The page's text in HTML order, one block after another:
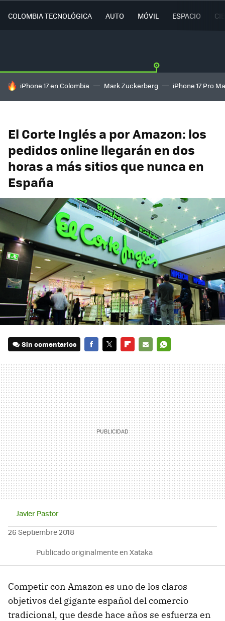
COLOMBIA TECNOLÓGICA AUTO MÓVIL ESPACIO
HOY SE HABLA DE
iPhone 17 en Colombia Mark Zuckerberg iPhone 17 Pro
El Corte Inglés a por Amazon: los
pedidos online llegarán en dos
horas a más sitios que nunca en
España
Sin comentarios
MAIL
Javier Pastor
26 Septiembre 2018
Publicado originalmente en Xataka
Competir con Amazon es uno de los claros
objetivos del gigante español del comercio
tradicional, que desde hace años se esfuerza en